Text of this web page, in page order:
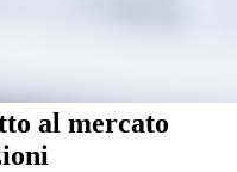
al mercato